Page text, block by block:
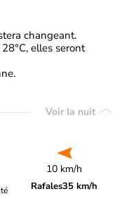
changeant.
elles seront
Voir la nuit
10 km/h
Rafales35 km/h